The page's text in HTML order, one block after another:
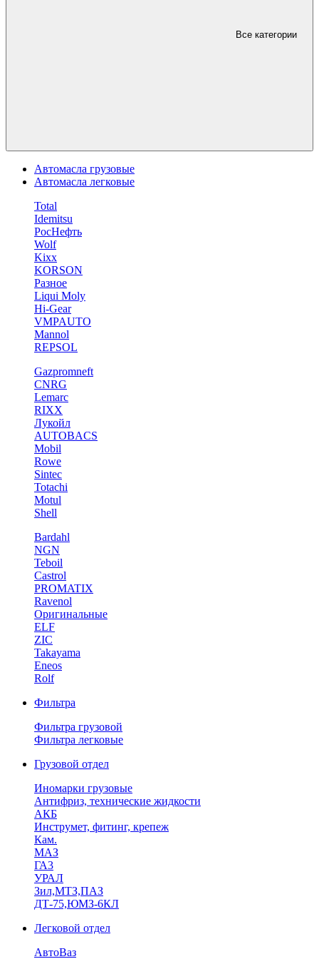
Все категории
Автомасла грузовые
Автомасла легковые
Total
Idemitsu
РосНефть
Wolf
Kixx
KORSON
Разное
Liqui Moly
Hi-Gear
VMPAUTO
Mannol
REPSOL
Gazpromneft
CNRG
Lemarc
RIXX
Лукойл
AUTOBACS
Mobil
Rowe
Sintec
Totachi
Motul
Shell
Bardahl
NGN
Teboil
Castrol
PROMATIX
Ravenol
Оригинальные
ELF
ZIC
Takayama
Eneos
Rolf
Фильтра
Фильтра грузовой
Фильтра легковые
Грузовой отдел
Иномарки грузовые
Антифриз, технические жидкости
АКБ
Инструмет, фитинг, крепеж
Кам.
МАЗ
ГА3
УРАЛ
Зил,МТЗ,ПАЗ
ДТ-75,ЮМЗ-6КЛ
Легковой отдел
АвтоВаз